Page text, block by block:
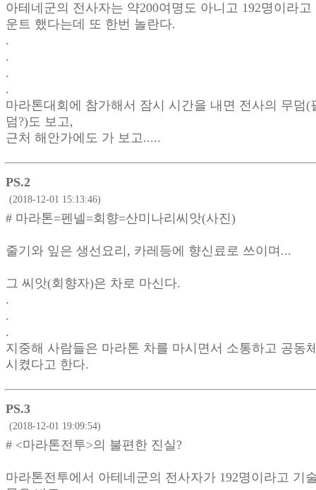
아테네군의 전사자는 약200여명도 아니고 192명이라
운트 했다는데 또 한번 놀란다.
.
.
.
.
마라톤대회에 참가해서 잠시 시간을 내면 전사의 무덤(
덤?)도 보고,
근처 해안가에도 가 보고.....
PS.2
(2018-12-01 15:13:46)
# 마라톤=펜넬=회향=산미나리씨앗(사진)
줄기와 잎은 생선요리, 카레등에 향신료로 쓰이며...
그 씨앗(회향자)은 차로 마신다.
.
.
.
지중해 사람들은 마라톤 차를 마시면서 소통하고 공동
시켰다고 한다.
PS.3
(2018-12-01 19:09:54)
# <마라톤전투>의 불편한 진실?
마라톤전투에서 아테네군의 전사자가 192명이라고 기